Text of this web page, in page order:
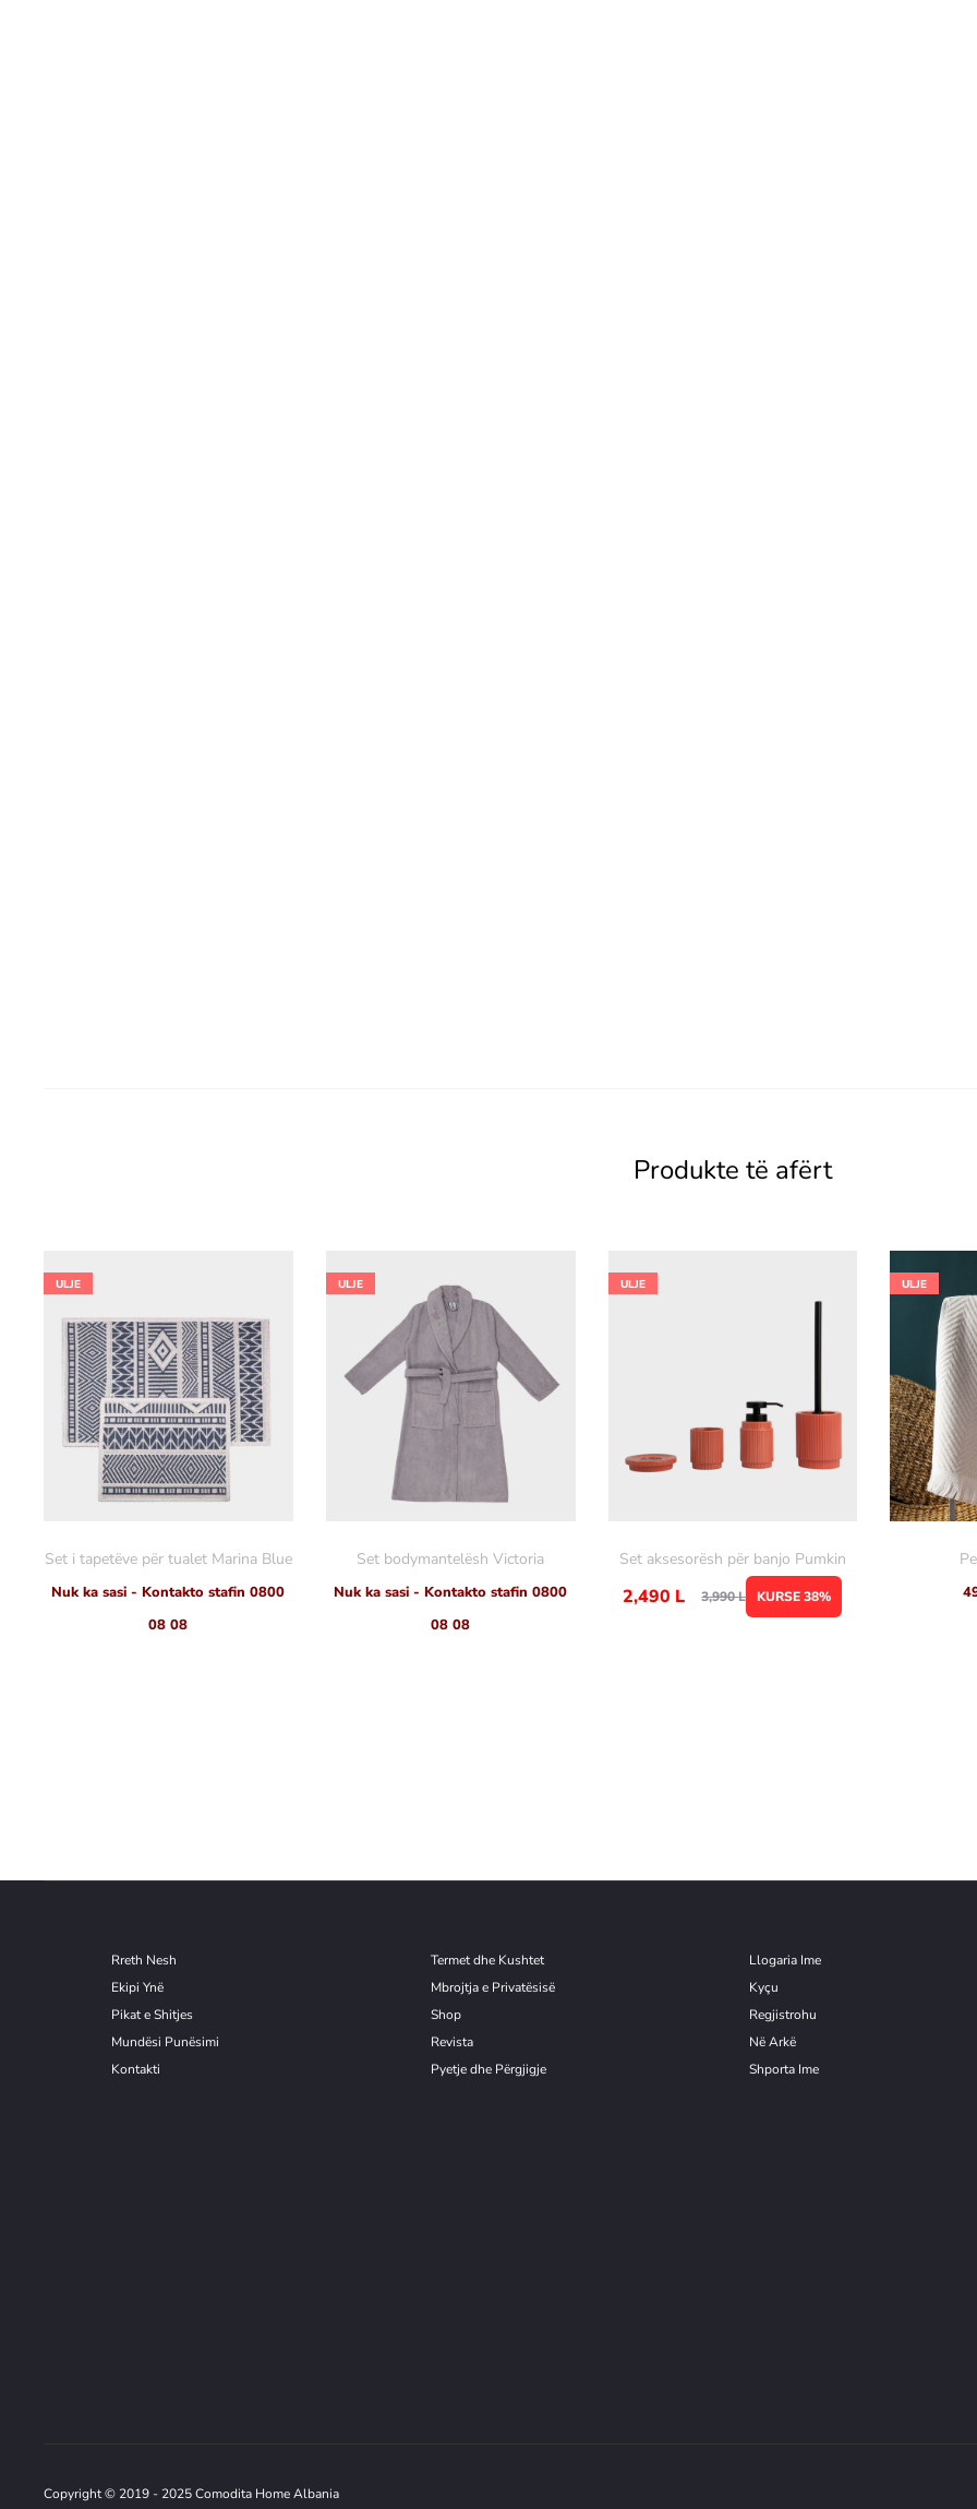
Produkte të afërt
ULJE
Set i tapetëve për tualet Marina Blue
Nuk ka sasi - Kontakto stafin 0800
08 08
ULJE
Set bodymantelësh Victoria
Nuk ka sasi - Kontakto stafin 0800
08 08
ULJE
Set aksesorësh për banjo Pumkin
KURSE 38%
3,990L
2,490 L
ULJE
Rreth Nesh
Ekipi Ynë
Pikat e Shitjes
Mundësi Punësimi
Kontakti
Termet dhe Kushtet
Mbrojtja e Privatësisë
Shop
Revista
Pyetje dhe Përgjigje
Llogaria Ime
Kyçu
Regjistrohu
Në Arkë
Shporta Ime
Copyright © 2019 - 2025 Comodita Home Albania